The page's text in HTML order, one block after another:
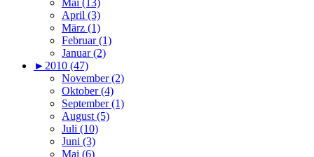
Mai (13)
April (3)
März (1)
Februar (1)
Januar (2)
►2010 (47)
November (2)
Oktober (4)
September (1)
August (5)
Juli (10)
Juni (3)
Mai (6)